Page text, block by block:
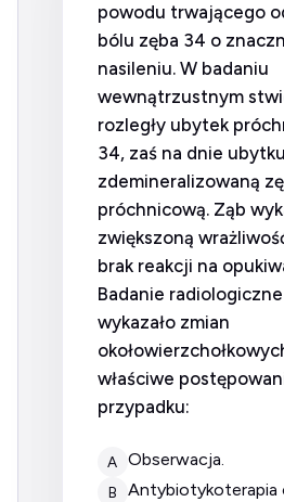
powodu trwającego
bólu zęba 34 o
nasileniu. W badaniu
wewnątrzustnym
rozległy ubytek
34, zaś na dnie ubytku
zdemineralizowaną
próchnicową. Ząb
zwiększoną
brak reakcji na
Badanie
wykazało zmian
właściwe
przypadku:
A obserwacja.
B antybiotykoterapia